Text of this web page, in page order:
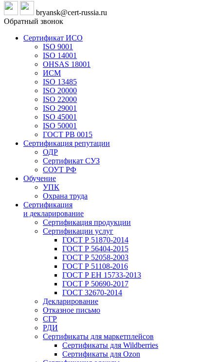
bryansk@cert-russia.ru
Обратный звонок
Сертификат ИСО
ISO 9001
ISO 14001
OHSAS 18001
ИСМ
ISO 13485
ISO 20000
ISO 22000
ISO 29001
ISO 45001
ISO 50001
ГОСТ РВ 0015
Сертификация репутации
ОДР
Сертификат СУЗ
СОУТ РФ
Обучение
УПК
Охрана труда
Сертификация
и декларирование
Сертификация продукции
Сертификации услуг
ГОСТ Р 51870-2014
ГОСТ Р 56404-2015
ГОСТ Р 52058-2003
ГОСТ Р 51108-2016
ГОСТ Р ЕН 15733-2013
ГОСТ Р 50690-2017
ГОСТ 32670-2014
Декларирование
Отказное письмо
СГР
РДИ
Сертификаты для маркетплейсов
Сертификаты для Wildberries
Сертификаты для Ozon